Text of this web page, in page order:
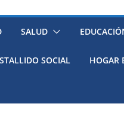
SALUD
SOCIAL HOGAR